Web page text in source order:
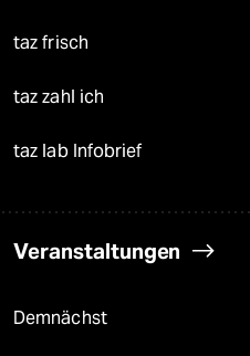
taz frisch
taz zahl ich
taz lab Infobrief
Veranstaltungen
Demnächst